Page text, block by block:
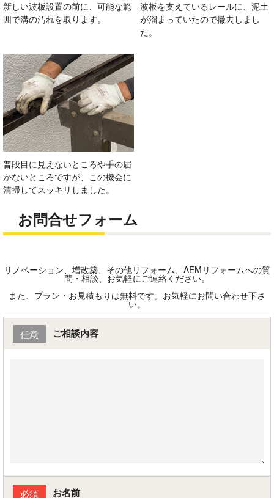
新しい波板設置の前に、可能な範
囲で溝の汚れを取ります。
波板を支えているレールに、泥土
が溜まっていたので撤去しまし
た。
普段目に見えないところや手の届
かないところですが、この機会に
清掃してスッキリしました。
お問合せフォーム
リノベーション、増改築、その他リフォーム、AEMリフォームへの質
問・相談、お気軽にご連絡ください。
また、プラン・お見積もりは無料です。お気軽にお問い合わせ下さ
い。
任意 ご相談内容
必須 お名前